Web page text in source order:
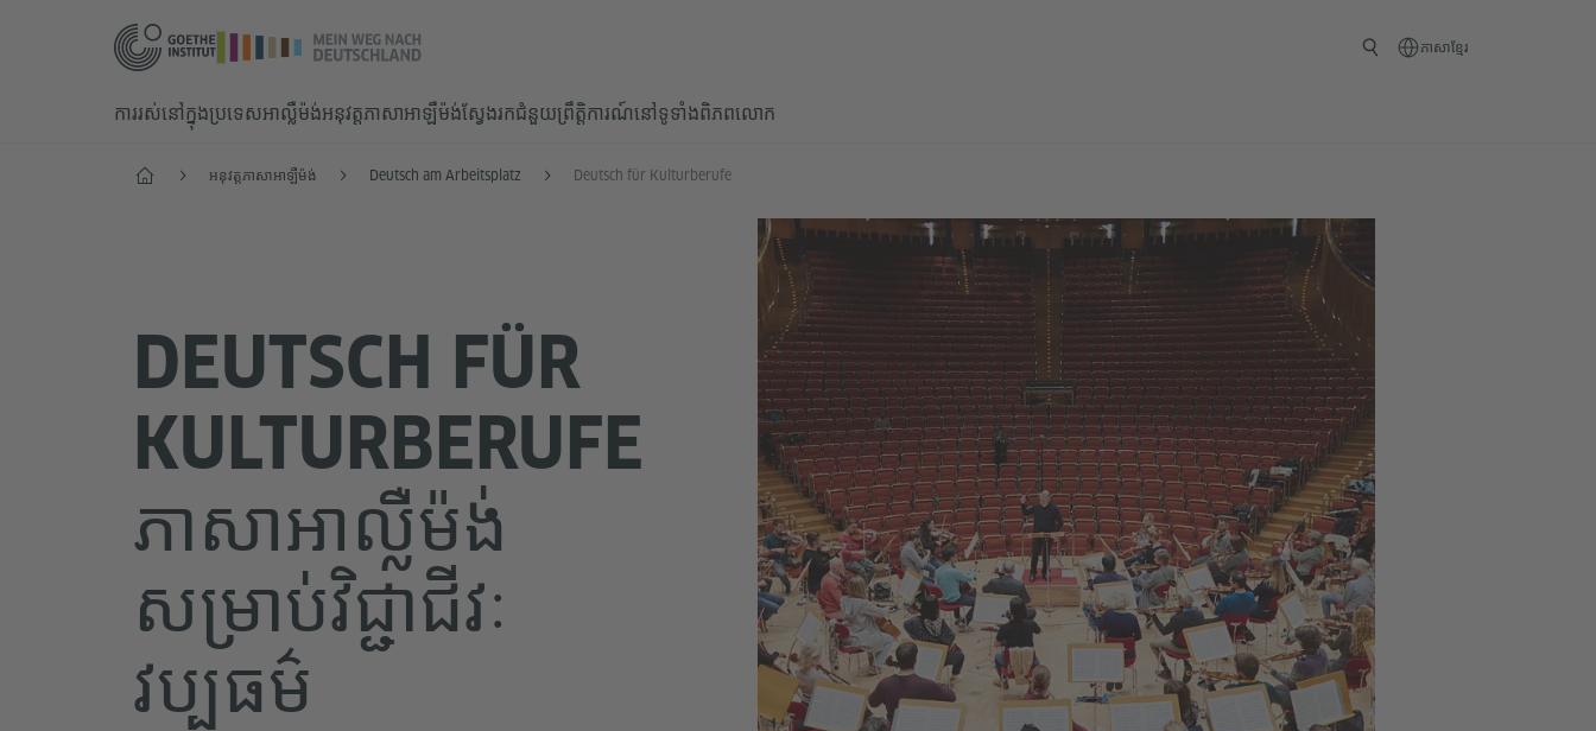
ភាសាខ្មែរ
ការរស់នៅក្នុងប្រទេសអាល្លឺម៉ង់អនុវត្តភាសាអាឡឺម៉ង់ស្វែងរកជំនួយព្រឹត្តិការណ៍នៅទូទាំងពិភពលោក
Start អនុវត្តភាសាអាឡឺម៉ង់ Deutsch am Arbeitsplatz Deutsch für Kulturberufe
DEUTSCH FÜR
KULTURBERUFE
ភាសាអាល្លឺម៉ង់
សម្រាប់វិជ្ជាជីវៈ
វប្បធម៌